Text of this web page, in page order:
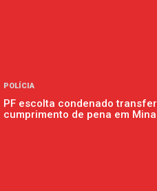
POLÍCIA
PF escolta condenado
cumprimento de pena em